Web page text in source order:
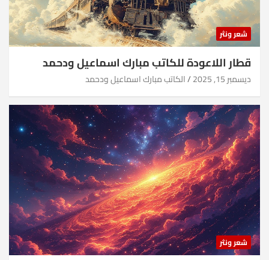
شعر ونثر
قطار اللاعودة للكاتب مبارك اسماعيل ودحمد
ديسمبر 15, 2025 الكاتب مبارك اسماعيل ودحمد
شعر ونثر